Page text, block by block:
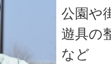
公園や
遊具の
など